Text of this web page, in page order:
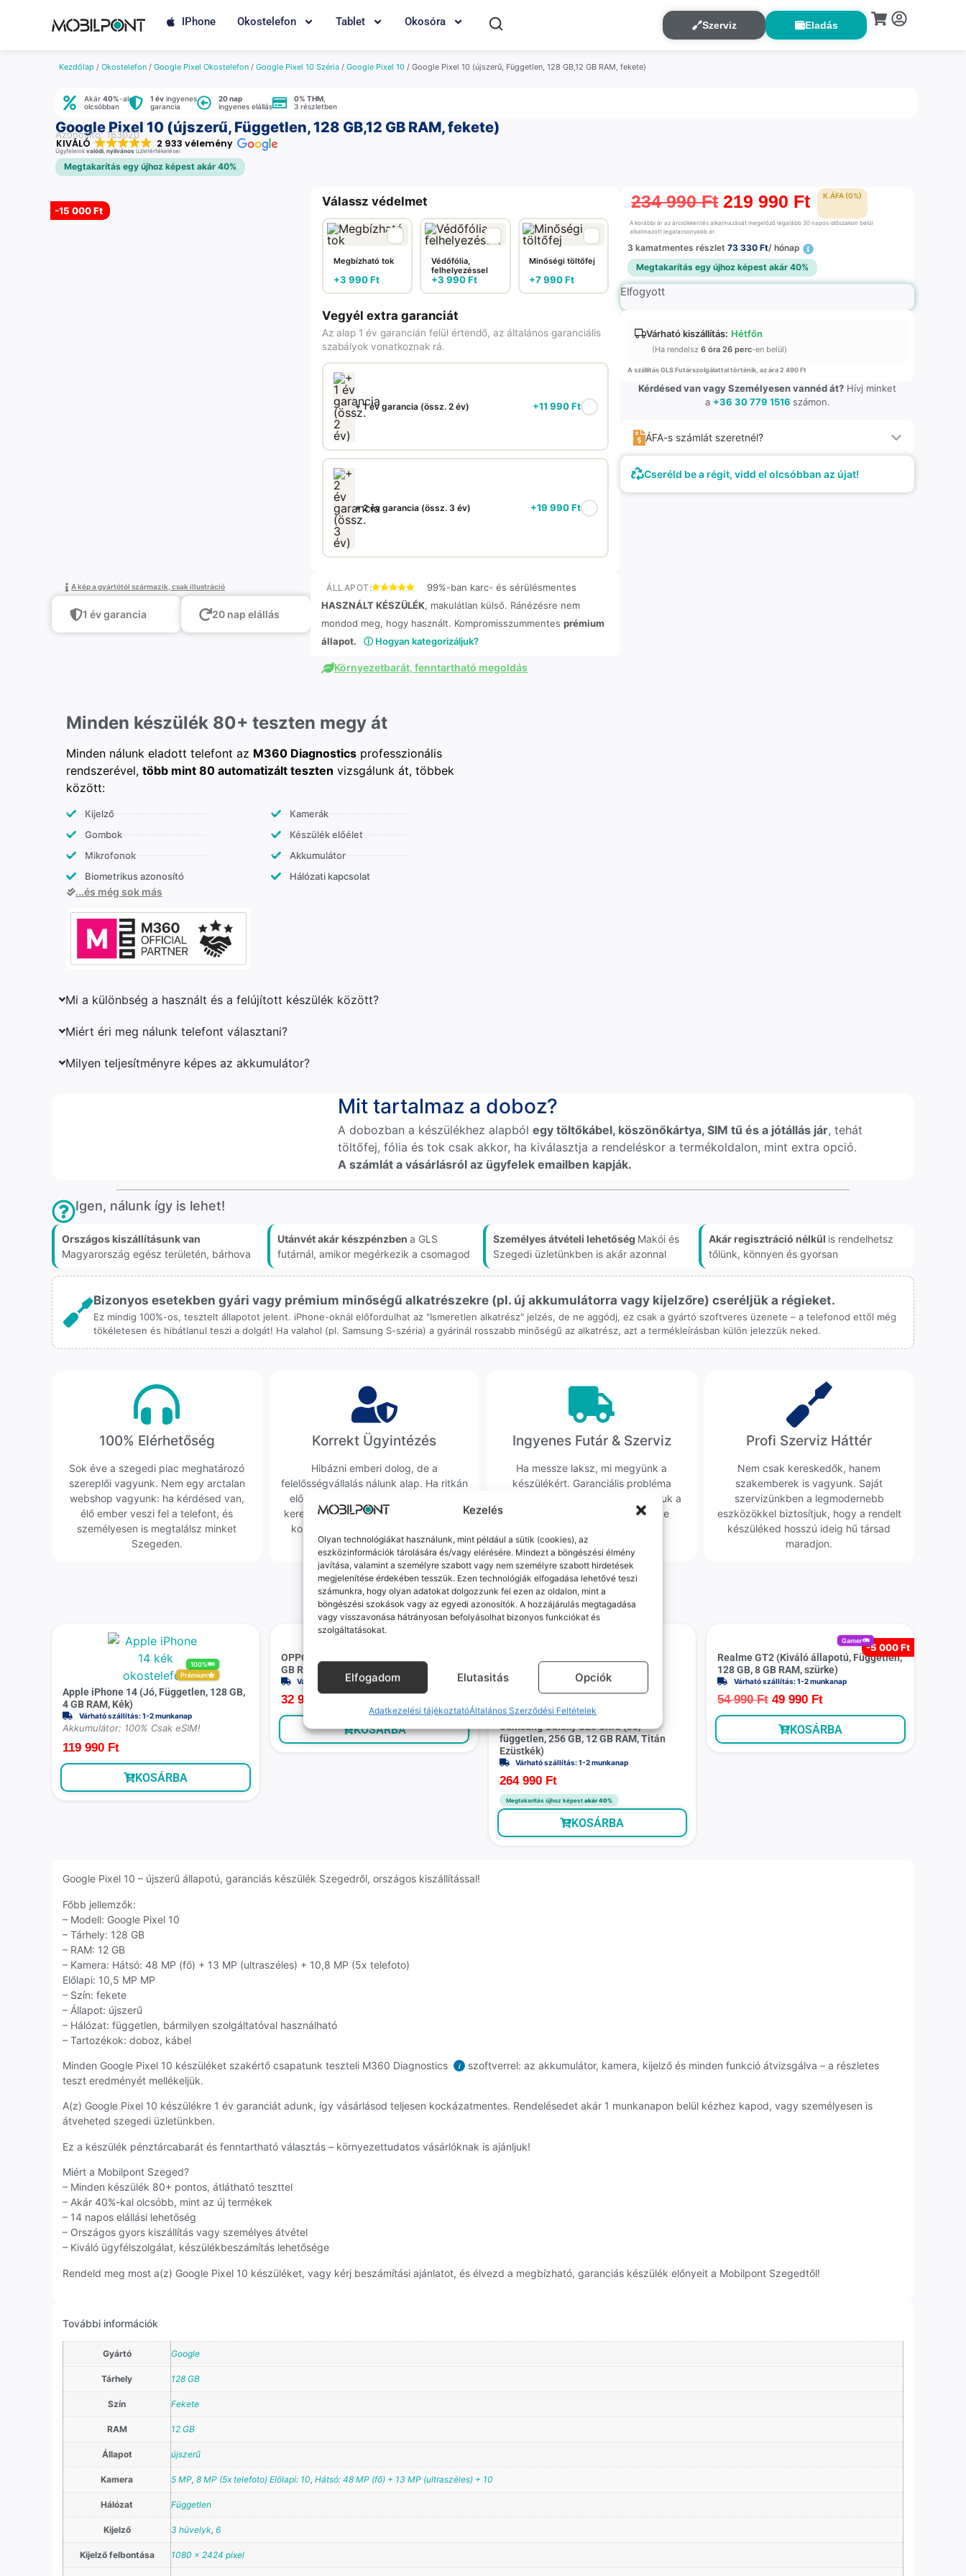
Kezelés
Olyan technológiákat használunk, mint például a sütik (cookies), az
eszközinformációk tárolására és/vagy elérésére. Mindezt a böngészési élmény
javítása, valamint a személyre szabott vagy nem személyre szabott hirdetések
megjelenítése érdekében tesszük. Ezen technológiák elfogadása lehetővé teszi
számunkra, hogy olyan adatokat dolgozzunk fel ezen az oldalon, mint a
böngészési szokások vagy az egyedi azonosítók. A hozzájárulás megtagadása
vagy visszavonása hátrányosan befolyásolhat bizonyos funkciókat és
szolgáltatásokat.
Elfogadom Elutasitás Opciók
Adatkezelési tájékoztatóÁltalános Szerződési Feltételek
IPhone Okostelefon Tablet Okosóra Szerviz Eladás
Kezdőlap / Okostelefon / Google Pixel Okostelefon / Google Pixel 10 Széria / Google Pixel 10 / Google Pixel 10 (újszerű, Független, 128 GB,12 GB RAM, fekete)
Akár 40%-al
olcsóbban
1 év ingyenes
garancia
20 nap
ingyenes elállás
0% THM
3 részletben
Google Pixel 10 (újszerű, Független, 128 GB,12 GB RAM, fekete)
Azonosító: 163020
KIVÁLÓ 2 933 vélemény
Ügyfeleink valódi, nyilvános üzletértékelései
Megtakarítás egy újhoz képest akár 40%
-15 000 Ft
A kép a gyártótól származik, csak illustráció
1 év garancia 20 nap elállás
Válassz védelmet
Megbízható tok
+3 990Ft
Védőfólia,
felhelyezéssel
+3 990Ft
Minőségi töltőfej
+7 990Ft
Vegyél extra garanciát
Az alap 1 év garancián felül értendő, az általános garanciális
szabályok vonatkoznak rá.
+ 1 év garancia (össz. 2 év) +11 990Ft
+ 2 év garancia (össz. 3 év) +19 990Ft
ÁLLAPOT:
99%-ban karc- és sérülésmentes
HASZNÁLT KÉSZÜLÉK, makulátlan külső. Ránézésre nem
mondod meg, hogy használt. Kompromisszummentes prémium
állapot.
ⓘ Hogyan kategorizáljuk?
Környezetbarát, fenntartható megoldás
234 990Ft 219 990 Ft K.ÁFA (0%)
A korábbi ár az árcsökkentés alkalmazását megelőző legalább 30 napos időszakon belül
alkalmazott legalacsonyabb ár.
3 kamatmentes részlet73 330 Ft/ hónap
Megtakarítás egy újhoz képest akár 40%
Elfogyott
Várható kiszállítás: Hétfőn
(Ha rendelsz6 óra 26 perc-en belül)
A szállítás GLS Futárszolgálattal történik, az ára 2 490 Ft
Kérdésed van vagy Személyesen vannéd át? Hívj minket
a +36 30 779 1516 számon.
ÁFA-s számlát szeretnél?
Cseréld be a régit, vidd el olcsóbban az újat!
Minden készülék 80+ teszten megy át
Minden nálunk eladott telefont az M360 Diagnostics professzionális
rendszerével, több mint 80 automatizált teszten vizsgálunk át, többek
között:
Kijelző
Gombok
Mikrofonok
Biometrikus azonosító
Kamerák
Készülék előélet
Akkumulátor
Hálózati kapcsolat
...és még sok más
Mi a különbség a használt és a felújított készülék között?
Miért éri meg nálunk telefont választani?
Milyen teljesítményre képes az akkumulátor?
Mit tartalmaz a doboz?
A dobozban a készülékhez alapból egy töltőkábel, köszönőkártya, SIM tű és a jótállás jár, tehát
töltőfej, fólia és tok csak akkor, ha kiválasztja a rendeléskor a termékoldalon, mint extra opció.
A számlát a vásárlásról az ügyfelek emailben kapják.
Igen, nálunk így is lehet!
Országos kiszállításunk van
Magyarország egész területén, bárhova
Utánvét akár készpénzben a GLS
futárnál, amikor megérkezik a csomagod
Személyes átvételi lehetőség Makói és
Szegedi üzletünkben is akár azonnal
Akár regisztráció nélkül is rendelhetsz
tőlünk, könnyen és gyorsan
Bizonyos esetekben gyári vagy prémium minőségű alkatrészekre (pl. új akkumulátorra vagy kijelzőre) cseréljük a régieket.
Ez mindig 100%-os, tesztelt állapotot jelent. iPhone-oknál előfordulhat az "Ismeretlen alkatrész" jelzés, de ne aggódj, ez csak a gyártó szoftveres üzenete – a telefonod ettől még
tökéletesen és hibátlanul teszi a dolgát! Ha valahol (pl. Samsung S-széria) a gyárinál rosszabb minőségű az alkatrész, azt a termékleírásban külön jelezzük neked.
100% Elérhetőség
Sok éve a szegedi piac meghatározó
szereplői vagyunk. Nem egy arctalan
webshop vagyunk: ha kérdésed van,
élő ember veszi fel a telefont, és
személyesen is megtalálsz minket
Szegeden.
Korrekt Ügyintézés
Hibázni emberi dolog, de a
felelősségvállalás nálunk alap. Ha ritkán
előfordul egy hiba, nem kifogásokat
keresünk, hanem megoldást. Szakértő
kollégáink azonnal kézbe veszik az
ügyedet.
Ingyenes Futár & Szerviz
Ha messze laksz, mi megyünk a
készülékért. Garanciális probléma
esetén küldjük a futárt, bevizsgáljuk a
telefont, és javítva vagy cserélve
költséggel jár.
Profi Szerviz Háttér
Nem csak kereskedők, hanem
szakemberek is vagyunk. Saját
szervizünkben a legmodernebb
eszközökkel biztosítjuk, hogy a rendelt
készüléked hosszú ideig hű társad
maradjon.
Mások ezeket is megnézték
100%
Prémium
Apple iPhone 14 (Jó, Független, 128 GB,
4 GB RAM, Kék)
Várható szállítás: 1-2 munkanap
Akkumulátor: 100% Csak eSIM!
119 990 Ft
KOSÁRBA
OPPO A55 (Újszerű, független, 64 GB, 4
GB RAM, Csillagos fekete)
Várható szállítás: 1-2 munkanap
32 990
KOSÁRBA
Samsung Galaxy S25 Ultra (Jó,
független, 256 GB, 12 GB RAM, Titán
Ezüstkék)
Várható szállítás: 1-2 munkanap
264 990 Ft
Megtakarítás újhoz képest akár 40%
KOSÁRBA
-5 000 Ft
Gamer
Realme GT2 (Kiváló állapotú, Független,
128 GB, 8 GB RAM, szürke)
Várható szállítás: 1-2 munkanap
54 990Ft 49 990 Ft
KOSÁRBA
Google Pixel 10 – újszerű állapotú, garanciás készülék Szegedről, országos kiszállítással!
Főbb jellemzők:
– Modell: Google Pixel 10
– Tárhely: 128 GB
– RAM: 12 GB
– Kamera: Hátsó: 48 MP (fő) + 13 MP (ultraszéles) + 10,8 MP (5x telefoto)
Előlapi: 10,5 MP MP
– Szín: fekete
– Állapot: újszerű
– Hálózat: független, bármilyen szolgáltatóval használható
– Tartozékok: doboz, kábel
Minden Google Pixel 10 készüléket szakértő csapatunk teszteli M360 Diagnostics i
szoftverrel: az akkumulátor, kamera, kijelző és minden funkció átvizsgálva – a részletes
teszt eredményét mellékeljük.
A(z) Google Pixel 10 készülékre 1 év garanciát adunk, így vásárlásod teljesen kockázatmentes. Rendelésedet akár 1 munkanapon belül kézhez kapod, vagy személyesen is
átveheted szegedi üzletünkben.
Ez a készülék pénztárcabarát és fenntartható választás – környezettudatos vásárlóknak is ajánljuk!
Miért a Mobilpont Szeged?
– Minden készülék 80+ pontos, átlátható teszttel
– Akár 40%-kal olcsóbb, mint az új termékek
– 14 napos elállási lehetőség
– Országos gyors kiszállítás vagy személyes átvétel
– Kiváló ügyfélszolgálat, készülékbeszámítás lehetősége
Rendeld meg most a(z) Google Pixel 10 készüléket, vagy kérj beszámítási ajánlatot, és élvezd a megbízható, garanciás készülék előnyeit a Mobilpont Szegedtől!
További információk
Gyártó Google
Tárhely 128 GB
Szín Fekete
RAM 12 GB
Állapot újszerű
Kamera 5 MP, 8 MP (5x telefoto) Előlapi: 10, Hátsó: 48 MP (fő) + 13 MP (ultraszéles) + 10
Hálózat Független
Kijelző 3 hüvelyk, 6
Kijelző felbontása 1080 x 2424 pixel